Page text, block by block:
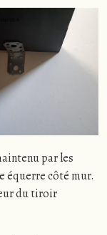
par les
équerre côté mur.
du tiroir